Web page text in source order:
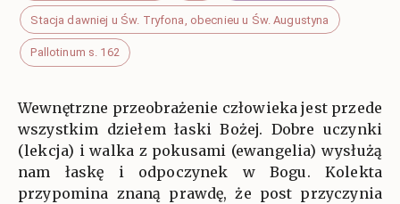
Stacja dawniej u Św. Tryfona, obecnieu u Św. Augustyna
Pallotinum s. 162
Wewnętrzne przeobrażenie człowieka jest przede
wszystkim dziełem łaski Bożej. Dobre uczynki
(lekcja) i walka z pokusami (ewangelia) wysłużą
nam łaskę i odpoczynek w Bogu. Kolekta
przypomina znaną prawdę, że post przyczynia